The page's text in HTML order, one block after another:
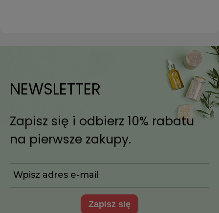
NEWSLETTER
Zapisz się i odbierz 10% rabatu
na pierwsze zakupy.
zapisz się